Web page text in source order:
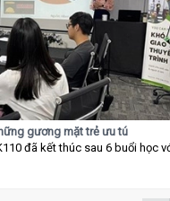
gương mặt trẻ ưu tú
đã kết thúc sau 6 buổi học